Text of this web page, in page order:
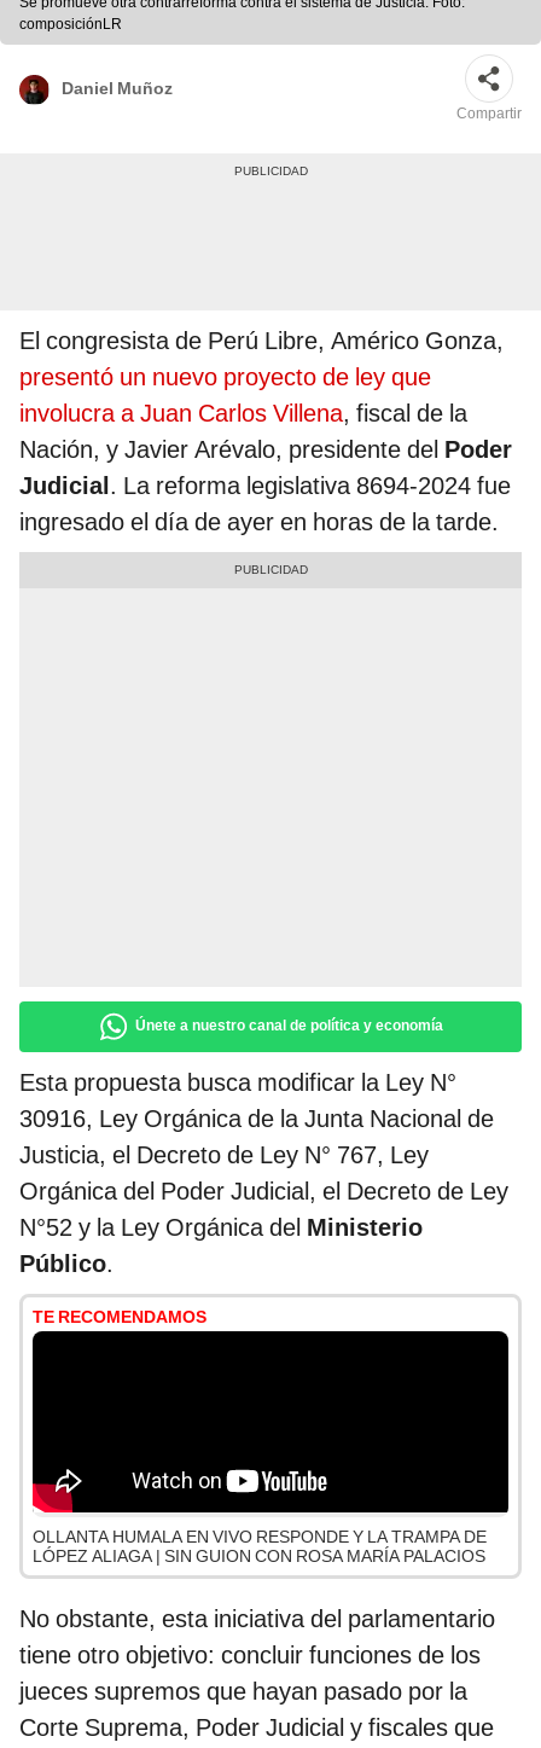
composiciónLR
Daniel Muñoz
Compartir
El congresista de Perú Libre, Américo Gonza,
presentó un nuevo proyecto de ley que
involucra a Juan Carlos Villena, fiscal de la
Nación, y Javier Arévalo, presidente del Poder
Judicial. La reforma legislativa 8694-2024 fue
ingresado el día de ayer en horas de la tarde.
Únete a nuestro canal de política y economía
Esta propuesta busca modificar la Ley N°
30916, Ley Orgánica de la Junta Nacional de
Justicia, el Decreto de Ley N° 767, Ley
Orgánica del Poder Judicial, el Decreto de Ley
N°52 y la Ley Orgánica del Ministerio
Público.
TE RECOMENDAMOS
OLLANTA HUMALA EN VIVO RESPONDE Y LA TRAMPA DE
LÓPEZ ALIAGA | SIN GUION CON ROSA MARÍA PALACIOS
No obstante, esta iniciativa del parlamentario
tiene otro objetivo: concluir funciones de los
jueces supremos que hayan pasado por la
Corte Suprema, Poder Judicial y fiscales que